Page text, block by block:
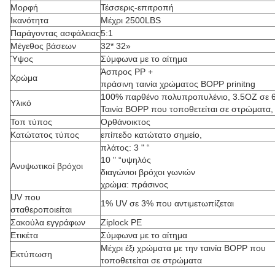
Μορφή
Τέσσερις-επιτροπή
Ικανότητα
Μέχρι 2500LBS
Παράγοντας ασφάλειας5:1
Μέγεθος βάσεων
32* 32»
Ύψος
Σύμφωνα με το αίτημα
Χρώμα
Άσπρος PP +
πράσινη ταινία χρώματος BOPP prinitng
Υλικό
100% παρθένο πολυπροπυλένιο, 3.5OZ σε
Ταινία BOPP που τοποθετείται σε στρώματα,
Τοπ τύπος
Ορθάνοικτος
Κατώτατος τύπος
επίπεδο κατώτατο σημείο,
Ανυψωτικοί βρόχοι
πλάτος: 3 " “
10 " “υψηλός
διαγώνιοι βρόχοι γωνιών
χρώμα: πράσινος
UV που
σταθεροποιείται
1% UV σε 3% που αντιμετωπίζεται
Σακούλα εγγράφων
Ziplock PE
Ετικέτα
Σύμφωνα με το αίτημα
Εκτύπωση
Μέχρι έξι χρώματα με την ταινία BOPP που
τοποθετείται σε στρώματα